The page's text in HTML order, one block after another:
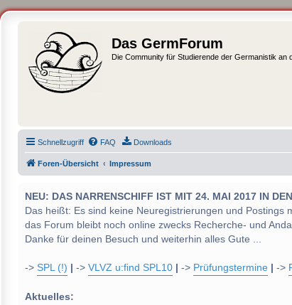
Das GermForum
Die Community für Studierende der Germanistik an
Schnellzugriff FAQ Downloads
Foren-Übersicht Impressum
NEU: DAS NARRENSCHIFF IST MIT 24. MAI 2017 IN
Das heißt: Es sind keine Neuregistrierungen und Postings
das Forum bleibt noch online zwecks Recherche- und
Danke für deinen Besuch und weiterhin alles Gute ...
-> SPL (!) -> VLVZ u:find SPL10 -> Prüfungstermine ->
Aktuelles: